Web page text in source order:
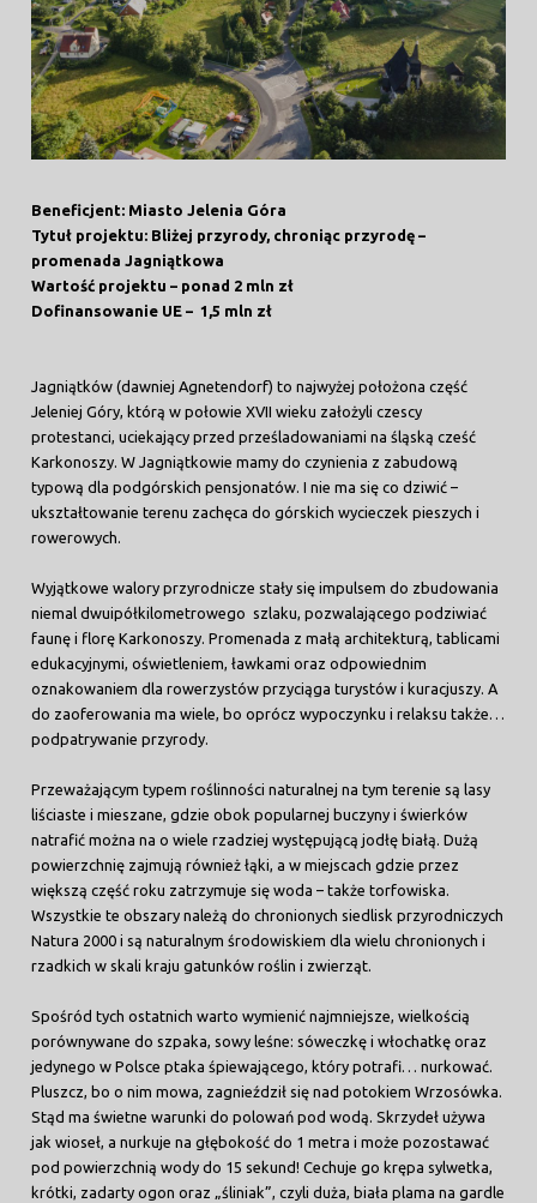
Beneficjent: Miasto Jelenia Góra
Tytuł projektu: Bliżej przyrody, chroniąc przyrodę –
promenada Jagniątkowa
Wartość projektu – ponad 2 mln zł
Dofinansowanie UE – 1,5 mln zł
Jagniątków (dawniej Agnetendorf) to najwyżej położona część
Jeleniej Góry, którą w połowie XVII wieku założyli czescy
protestanci, uciekający przed prześladowaniami na śląską cześć
Karkonoszy. W Jagniątkowie mamy do czynienia z zabudową
typową dla podgórskich pensjonatów. I nie ma się co dziwić –
ukształtowanie terenu zachęca do górskich wycieczek pieszych i
rowerowych.
Wyjątkowe walory przyrodnicze stały się impulsem do zbudowania
niemal dwuipółkilometrowego szlaku, pozwalającego podziwiać
faunę i florę Karkonoszy. Promenada z małą architekturą, tablicami
edukacyjnymi, oświetleniem, ławkami oraz odpowiednim
oznakowaniem dla rowerzystów przyciąga turystów i kuracjuszy. A
do zaoferowania ma wiele, bo oprócz wypoczynku i relaksu także…
podpatrywanie przyrody.
Przeważającym typem roślinności naturalnej na tym terenie są lasy
liściaste i mieszane, gdzie obok popularnej buczyny i świerków
natrafić można na o wiele rzadziej występującą jodłę białą. Dużą
powierzchnię zajmują również łąki, a w miejscach gdzie przez
większą część roku zatrzymuje się woda – także torfowiska.
Wszystkie te obszary należą do chronionych siedlisk przyrodniczych
Natura 2000 i są naturalnym środowiskiem dla wielu chronionych i
rzadkich w skali kraju gatunków roślin i zwierząt.
Spośród tych ostatnich warto wymienić najmniejsze, wielkością
porównywane do szpaka, sowy leśne: sóweczkę i włochatkę oraz
jedynego w Polsce ptaka śpiewającego, który potrafi… nurkować.
Pluszcz, bo o nim mowa, zagnieździł się nad potokiem Wrzosówka.
Stąd ma świetne warunki do polowań pod wodą. Skrzydeł używa
jak wioseł, a nurkuje na głębokość do 1 metra i może pozostawać
pod powierzchnią wody do 15 sekund! Cechuje go krępa sylwetka,
krótki, zadarty ogon oraz „śliniak”, czyli duża, biała plama na gardle